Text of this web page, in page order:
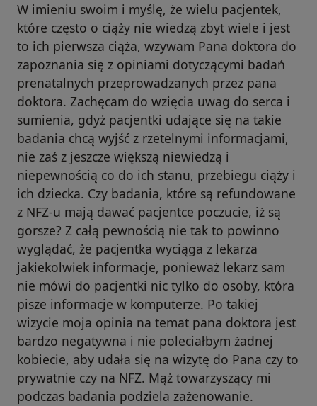
W imieniu swoim i myślę, że wielu pacjentek,
które często o ciąży nie wiedzą zbyt wiele i jest
to ich pierwsza ciąża, wzywam Pana doktora do
zapoznania się z opiniami dotyczącymi badań
prenatalnych przeprowadzanych przez pana
doktora. Zachęcam do wzięcia uwag do serca i
sumienia, gdyż pacjentki udające się na takie
badania chcą wyjść z rzetelnymi informacjami,
nie zaś z jeszcze większą niewiedzą i
niepewnością co do ich stanu, przebiegu ciąży i
ich dziecka. Czy badania, które są refundowane
z NFZ-u mają dawać pacjentce poczucie, iż są
gorsze? Z całą pewnością nie tak to powinno
wyglądać, że pacjentka wyciąga z lekarza
jakiekolwiek informacje, ponieważ lekarz sam
nie mówi do pacjentki nic tylko do osoby, która
pisze informacje w komputerze. Po takiej
wizycie moja opinia na temat pana doktora jest
bardzo negatywna i nie poleciałbym żadnej
kobiecie, aby udała się na wizytę do Pana czy to
prywatnie czy na NFZ. Mąż towarzyszący mi
podczas badania podziela zażenowanie.